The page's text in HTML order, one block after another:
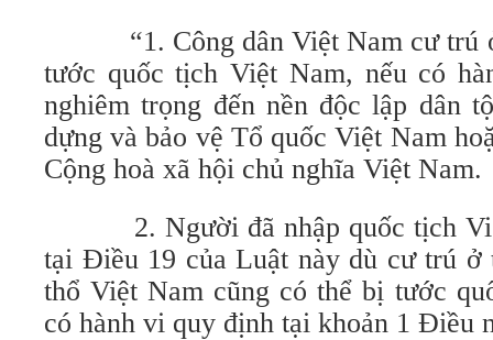
“1. Công dân Việt Nam cư trú ở
tước quốc tịch Việt Nam, nếu có
nghiêm trọng đến nền độc lập dân
dựng và bảo vệ Tổ quốc Việt Nam
Cộng hoà xã hội chủ nghĩa Việt Nam.
2. Người đã nhập quốc tịch
tại Điều 19 của Luật này dù cư trú ở
thổ Việt Nam cũng có thể bị tước
có hành vi quy định tại khoản 1 Điều